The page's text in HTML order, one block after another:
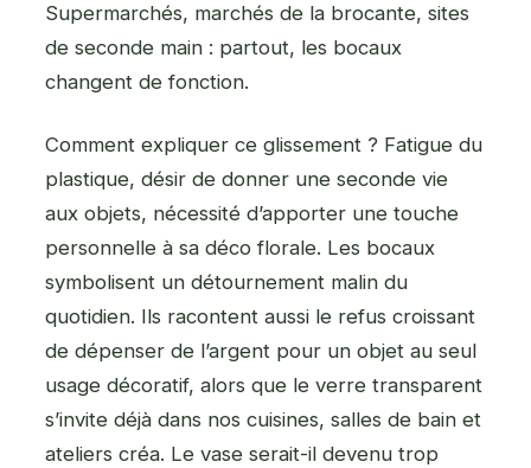
Supermarchés, marchés de la brocante, sites
de seconde main : partout, les bocaux
changent de fonction.
Comment expliquer ce glissement ? Fatigue du
plastique, désir de donner une seconde vie
aux objets, nécessité d’apporter une touche
personnelle à sa déco florale. Les bocaux
symbolisent un détournement malin du
quotidien. Ils racontent aussi le refus croissant
de dépenser de l’argent pour un objet au seul
usage décoratif, alors que le verre transparent
s’invite déjà dans nos cuisines, salles de bain et
ateliers créa. Le vase serait-il devenu trop